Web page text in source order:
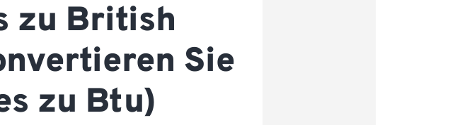
zu British
Sie
zu Btu)